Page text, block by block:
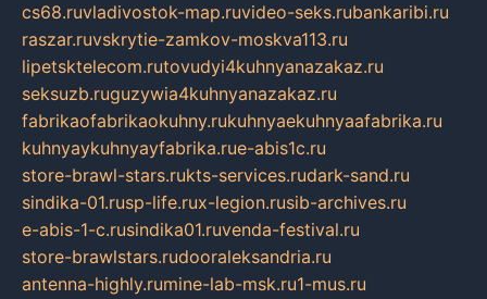
cs68.ruvladivostok-map.ruvideo-seks.rubankaribi.ru
raszar.ruvskrytie-zamkov-moskva113.ru
lipetsktelecom.rutovudyi4kuhnyanazakaz.ru
seksuzb.ruguzywia4kuhnyanazakaz.ru
fabrikaofabrikaokuhny.rukuhnyaekuhnyaafabrika.ru
kuhnyaykuhnyayfabrika.rue-abis1c.ru
store-brawl-stars.rukts-services.rudark-sand.ru
sindika-01.rusp-life.rux-legion.rusib-archives.ru
e-abis-1-c.rusindika01.ruvenda-festival.ru
store-brawlstars.rudooraleksandria.ru
antenna-highly.rumine-lab-msk.ru1-mus.ru